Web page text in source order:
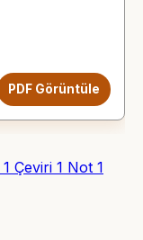
PDF Görüntüle
1 Çeviri 1 Not 1